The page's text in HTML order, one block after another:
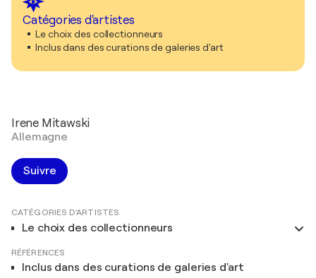
Catégories d'artistes
Le choix des collectionneurs
Inclus dans des curations de galeries d'art
Irene Mitawski
Allemagne
Suivre
CATÉGORIES D'ARTISTES
Le choix des collectionneurs
RÉFÉRENCES
Inclus dans des curations de galeries d'art